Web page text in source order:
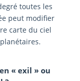
toutes les
peut modifier
carte du ciel
« exil » ou